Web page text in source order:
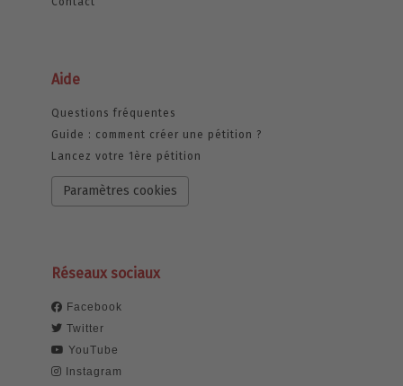
Aide
Questions fréquentes
Guide : comment créer une pétition ?
Lancez votre 1ère pétition
Paramètres cookies
Réseaux sociaux
Facebook
Twitter
YouTube
Instagram